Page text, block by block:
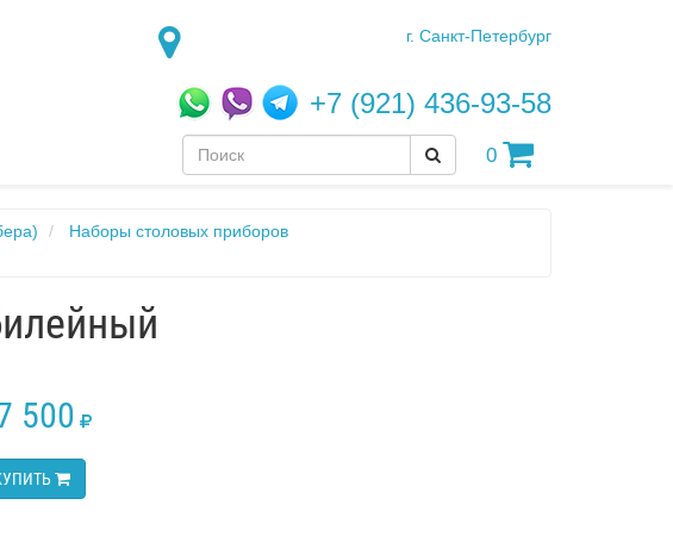
г. Санкт-Петербург
+7 (921) 436-93-58
0
Наборы столовых приборов
500